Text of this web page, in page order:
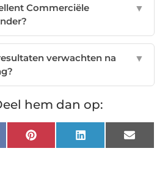
Commerciële
▼
verwachten na
▼
hem dan op:
Pinterest LinkedIn Email